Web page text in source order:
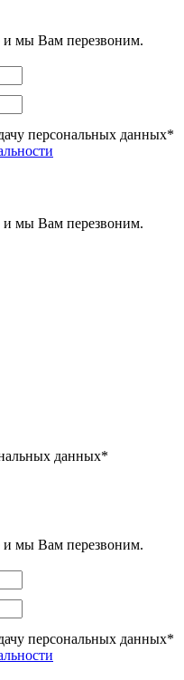
и мы Вам перезвоним.
персональных данных*
и мы Вам перезвоним.
данных*
и мы Вам перезвоним.
персональных данных*